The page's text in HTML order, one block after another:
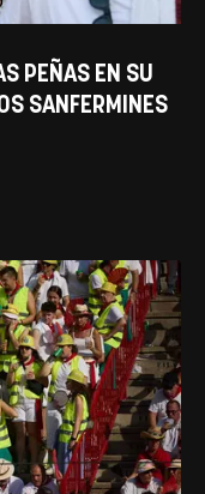
PEÑAS EN SU
SANFERMINES